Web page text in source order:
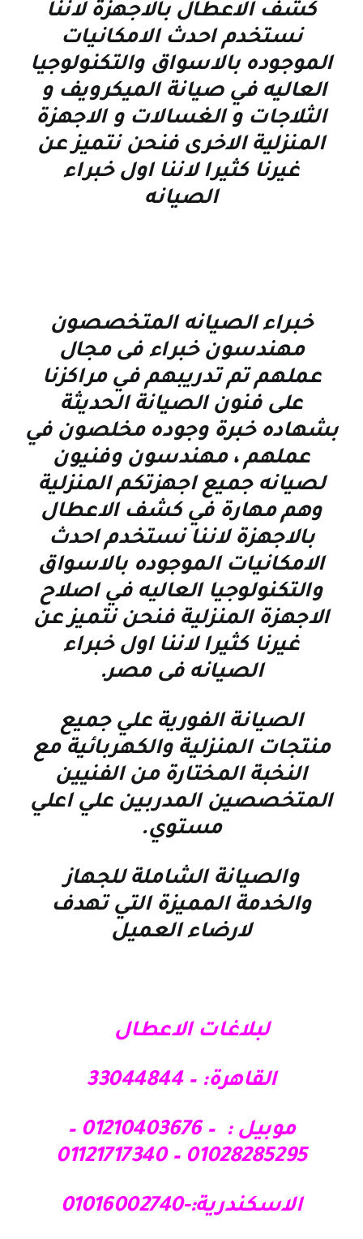
كشف الاعطال بالاجهزة لاننا
نستخدم احدث الامكانيات
الموجوده بالاسواق والتكنولوجيا
العاليه في صيانة الميكرويف و
الثلاجات و الغسالات و الاجهزة
المنزلية الاخرى فنحن نتميز عن
غيرنا كثيرا لاننا اول خبراء
الصيانه
خبراء الصيانه المتخصصون
مهندسون خبراء فى مجال
عملهم تم تدريبهم في مراكزنا
على فنون الصيانة الحديثة
بشهاده خبرة وجوده مخلصون في
عملهم ، مهندسون وفنيون
لصيانه جميع اجهزتكم المنزلية
وهم مهارة في كشف الاعطال
بالاجهزة لاننا نستخدم احدث
الامكانيات الموجوده بالاسواق
والتكنولوجيا العاليه في اصلاح
الاجهزة المنزلية فنحن نتميز عن
غيرنا كثيرا لاننا اول خبراء
الصيانه فى مصر.
الصيانة الفورية علي جميع
منتجات المنزلية والكهربائية مع
النخبة المختارة من الفنيين
المتخصصين المدربين علي اعلي
مستوي.
والصيانة الشاملة للجهاز
والخدمة المميزة التي تهدف
لارضاء العميل
لبلاغات الاعطال
القاهرة: – 33044844
موبيل : – 01210403676 –
01028285295 – 01121717340
الاسكندرية:-01016002740